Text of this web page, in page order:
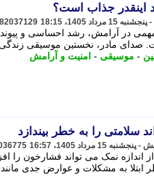
اینقدر جذاب است؟
82037129
در آرامش، رشد احساسی و
صدای مادر، نخستین موسیقی
- موسیقی - امنیت و آرامش
سلامتی را به خطر بیندازد
اندازه نمک می تواند فشارخون را
ابتلا به مشکلات و عوارض جدی